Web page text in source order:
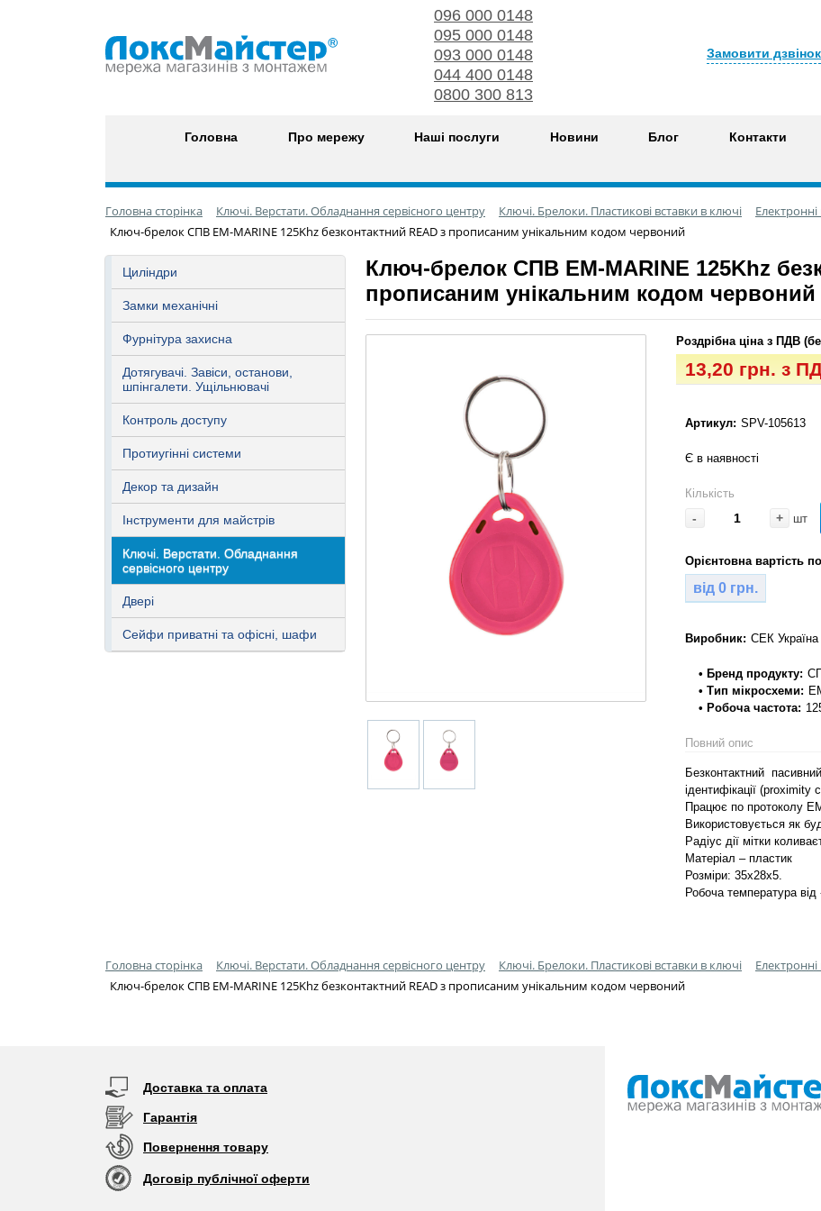
096 000 0148
095 000 0148
093 000 0148
044 400 0148
0800 300 813
Замовити дзвінок
Головна Про мережу Наші послуги Новини Блог Контакти
Головна сторінка Ключі. Верстати. Обладнання сервісного центру Ключі. Брелоки. Пластикові вставки в ключі
Ключ-брелок СПВ EM-MARINE 125Khz безконтактний READ з прописаним унікальним кодом червоний
Ключ-брелок СПВ EM-MARINE 125Khz
прописаним унікальним кодом червоний
Роздрібна ціна з ПДВ
13,20 грн. з
Артикул: SPV-105613
Є в наявності
Кількість
- + шт
Орієнтовна вартість
від 0 грн.
Виробник: СЕК Україна
• Бренд продукту:
• Тип мікросхеми:
• Робоча частота:
Повний опис
Безконтактний
ідентифікації
Працює по протоколу
Використовується як
Радіус дії мітки
Матеріал – пластик
Розміри: 35x28x5.
Робоча температура
Циліндри
Замки механічні
Фурнітура захисна
Дотягувачі. Завіси, останови,
шпінгалети. Ущільнювачі
Контроль доступу
Протиугінні системи
Декор та дизайн
Інструменти для майстрів
Ключі. Верстати. Обладнання
сервісного центру
Двері
Сейфи приватні та офісні, шафи
Головна сторінка Ключі. Верстати. Обладнання сервісного центру Ключі. Брелоки. Пластикові вставки в ключі
Ключ-брелок СПВ EM-MARINE 125Khz безконтактний READ з прописаним унікальним кодом червоний
Доставка та оплата
Гарантія
Повернення товару
Договір публічної оферти